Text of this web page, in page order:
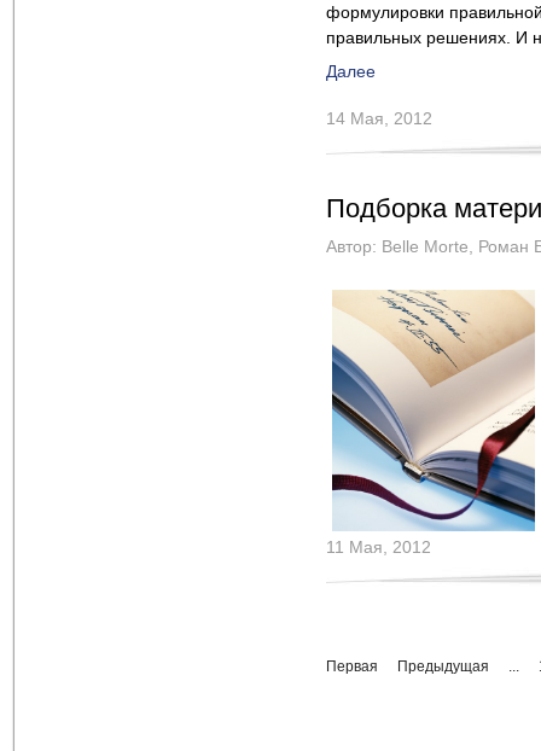
формулировки
правильных решениях. И
Далее
14 Мая, 2012
Подборка
Автор: Belle Morte Роман
11 Мая, 2012
Первая Предыдущая ...